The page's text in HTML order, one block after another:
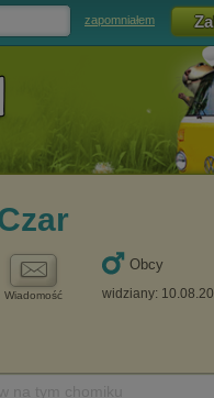
zapomniałem
Wiadomość
Obcy
widziany: